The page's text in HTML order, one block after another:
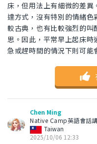
床，但用法上有細微的差
達方式，沒有特別的情緒
較古典，也有比較強烈的叫
思。因此，平常早上起床
急或趕時間的情況下則可
Chen Ming
Native Camp英語會話
Taiwan
2025/10/06 12:33